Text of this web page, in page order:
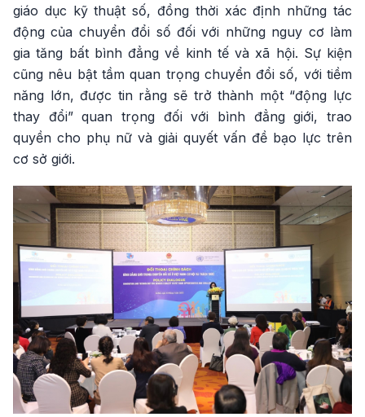
giáo dục kỹ thuật số, đồng thời xác định những tác
động của chuyển đổi số đối với những nguy cơ làm
gia tăng bất bình đẳng về kinh tế và xã hội. Sự kiện
cũng nêu bật tầm quan trọng chuyển đổi số, với tiềm
năng lớn, được tin rằng sẽ trở thành một “động lực
thay đổi” quan trọng đối với bình đẳng giới, trao
quyền cho phụ nữ và giải quyết vấn đề bạo lực trên
cơ sở giới.